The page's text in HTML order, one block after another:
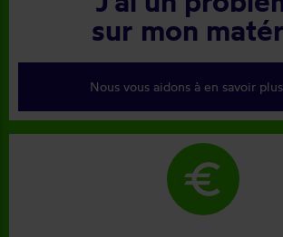
sur mon
Nous vous aidons à en savoir plus
euro